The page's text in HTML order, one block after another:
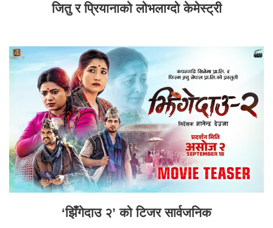
जितु र प्रियानाको लोभलाग्दो केमेस्ट्री
‘झिँगेदाउ २’ को टिजर सार्वजनिक